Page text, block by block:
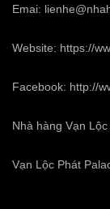
Emai:
Website: https://
Facebook: http://
Nhà hàng Vạn Lộc
Vạn Lộc Phát